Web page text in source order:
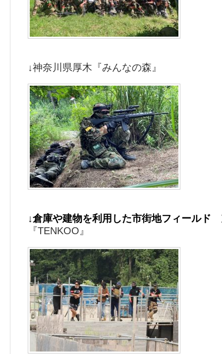
↓神奈川県厚木『みんなの森』
↓倉庫や建物を利用した市街地フィールド
『TENKOO』